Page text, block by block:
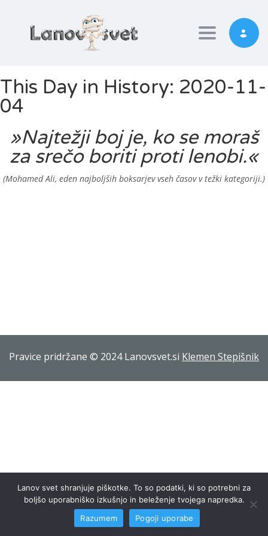
Toggle
This Day in History: 2020-11-
04
»Najtežji boj je, ko se moraš
za srečo boriti proti lenobi.«
(Mohamed Ali, eden najboljših boksarjev vseh časov v težki kategoriji.)
Pravice pridržane © 2024 Lanovsvet.si Klemen Stepišnik
Lanov svet shranjuje piškotke. To so podatki, ki so potrebni za
boljšo uporabniško izkušnjo in beleženje tvojega napredka.
Razumem
Pogoji uporabe